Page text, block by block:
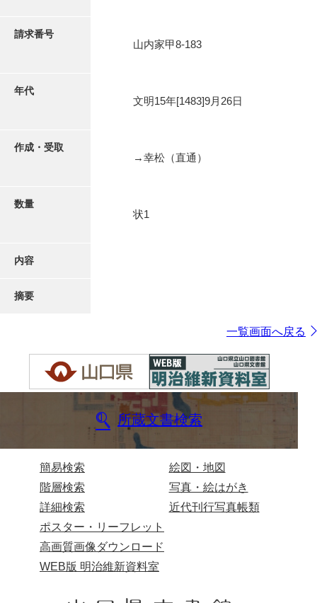
請求番号
山内家甲8-183
年代
文明15年[1483]9月26日
作成・受取
→幸松（直通）
数量
状1
内容
摘要
一覧画面へ戻る
所蔵文書検索
簡易検索
階層検索
詳細検索
絵図・地図
写真・絵はがき
近代刊行写真帳類
ポスター・リーフレット
高画質画像ダウンロード
WEB版 明治維新資料室